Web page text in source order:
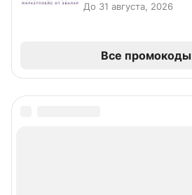
До 31 августа, 2026
Все промокоды